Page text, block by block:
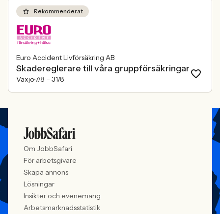
Rekommenderat
Euro Accident Livförsäkring AB
Skadereglerare till våra gruppförsäkringar
Växjö7/8 – 31/8
Om JobbSafari
För arbetsgivare
Skapa annons
Lösningar
Insikter och evenemang
Arbetsmarknadsstatistik